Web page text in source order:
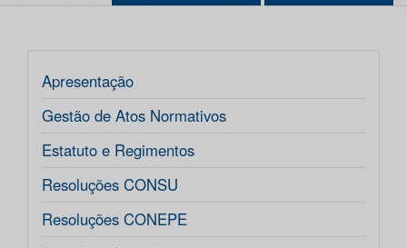
Apresentação
Gestão de Atos Normativos
Estatuto e Regimentos
Resoluções CONSU
Resoluções CONEPE